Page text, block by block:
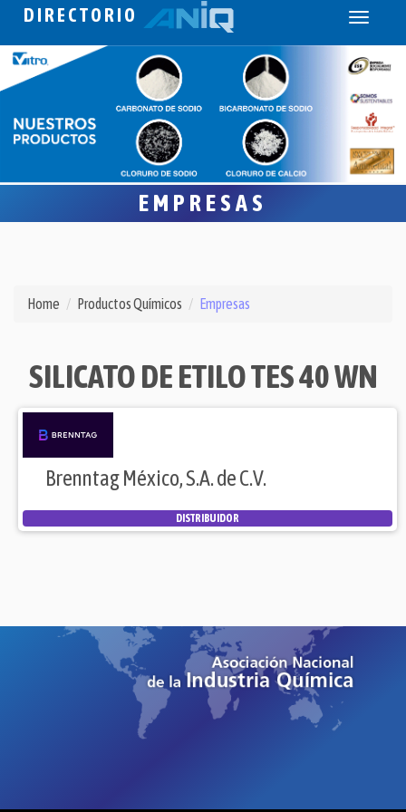
DIRECTORIO
Toggle
EMPRESAS
Home Productos Químicos Empresas
SILICATO DE ETILO TES 40 WN
Brenntag México, S.A. de C.V.
DISTRIBUIDOR